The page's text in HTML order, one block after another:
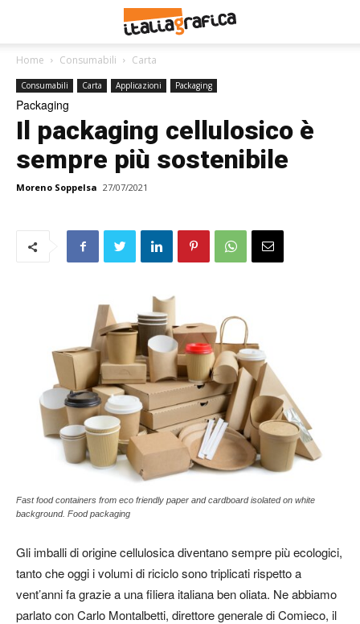
Home Consumabili Carta
Consumabili Carta Applicazioni Packaging
Packaging
Il packaging cellulosico è
sempre più sostenibile
Moreno Soppelsa 27/07/2021
Fast food containers from eco friendly paper and cardboard isolated on white
background. Food packaging
Gli imballi di origine cellulosica diventano sempre più ecologici,
tanto che oggi i volumi di riciclo sono triplicati rispetto a
vent’anni fa grazie a una filiera italiana ben oliata. Ne abbiamo
parlato con Carlo Montalbetti, direttore generale di Comieco, il